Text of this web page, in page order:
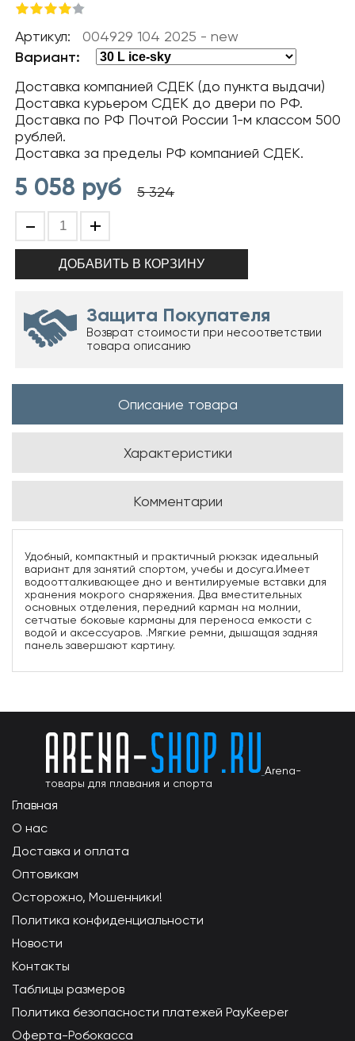
Артикул: 004929 104 2025 - new
Вариант:
Доставка компанией СДЕК (до пункта выдачи)
Доставка курьером СДЕК до двери по РФ.
Доставка по РФ Почтой России 1-м классом 500
рублей.
Доставка за пределы РФ компанией СДЕК.
5 058 руб 5 324
- +
Защита Покупателя
Возврат стоимости при несоответствии
товара описанию
Описание товара
Характеристики
Комментарии
Удобный, компактный и практичный рюкзак идеальный
вариант для занятий спортом, учебы и досуга.Имеет
водоотталкивающее дно и вентилируемые вставки для
хранения мокрого снаряжения. Два вместительных
основных отделения, передний карман на молнии,
сетчатые боковые карманы для переноса емкости с
водой и аксессуаров. .Мягкие ремни, дышащая задняя
панель завершают картину.
Arena-
товары для плавания и спорта
Главная
О нас
Доставка и оплата
Оптовикам
Осторожно, Мошенники!
Политика конфиденциальности
Новости
Контакты
Таблицы размеров
Политика безопасности платежей PayKeeper
Оферта-Робокасса